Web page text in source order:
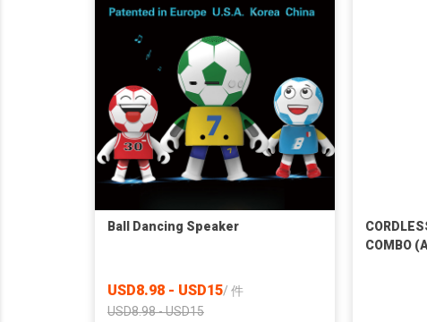
Ball Dancing Speaker
USD8.98 - USD15/ 件
USD8.98 - USD15
COMBO